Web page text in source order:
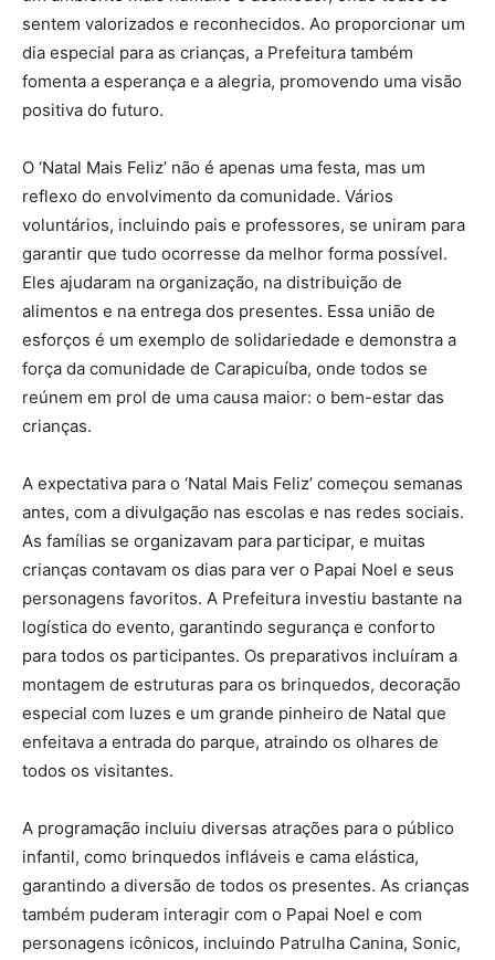
sentem valorizados e reconhecidos. Ao proporcionar um
dia especial para as crianças, a Prefeitura também
fomenta a esperança e a alegria, promovendo uma visão
positiva do futuro.
O ‘Natal Mais Feliz’ não é apenas uma festa, mas um
reflexo do envolvimento da comunidade. Vários
voluntários, incluindo pais e professores, se uniram para
garantir que tudo ocorresse da melhor forma possível.
Eles ajudaram na organização, na distribuição de
alimentos e na entrega dos presentes. Essa união de
esforços é um exemplo de solidariedade e demonstra a
força da comunidade de Carapicuíba, onde todos se
reúnem em prol de uma causa maior: o bem-estar das
crianças.
A expectativa para o ‘Natal Mais Feliz’ começou semanas
antes, com a divulgação nas escolas e nas redes sociais.
As famílias se organizavam para participar, e muitas
crianças contavam os dias para ver o Papai Noel e seus
personagens favoritos. A Prefeitura investiu bastante na
logística do evento, garantindo segurança e conforto
para todos os participantes. Os preparativos incluíram a
montagem de estruturas para os brinquedos, decoração
especial com luzes e um grande pinheiro de Natal que
enfeitava a entrada do parque, atraindo os olhares de
todos os visitantes.
A programação incluiu diversas atrações para o público
infantil, como brinquedos infláveis e cama elástica,
garantindo a diversão de todos os presentes. As crianças
também puderam interagir com o Papai Noel e com
personagens icônicos, incluindo Patrulha Canina, Sonic,